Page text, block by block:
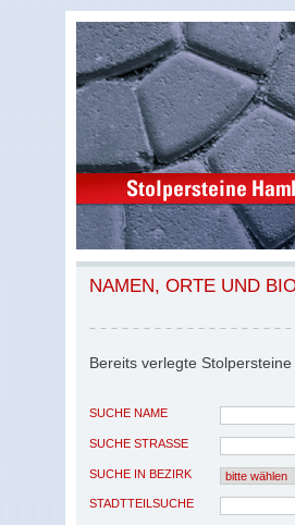
NAMEN, ORTE UND
Bereits verlegte Stolpersteine
SUCHE NAME
SUCHE STRASSE
SUCHE IN BEZIRK
STADTTEILSUCHE